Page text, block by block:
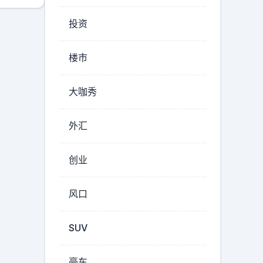
投资
楼市
大咖秀
外汇
创业
风口
SUV